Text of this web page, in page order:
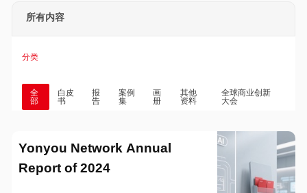
所有内容
分类
全
部
白皮
书
报
告
案例
集
画
册
其他
资料
全球商业创新
大会
Yonyou Network Annual
Report of 2024